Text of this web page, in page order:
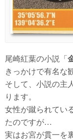
尾崎紅葉の小説「
きっかけで有名な
そして、小説の主
ります。
女性が蹴られてい
たのですが…
実はお宮が貫一を